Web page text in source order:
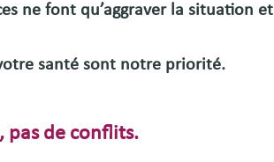
ne font qu’aggraver la situation et
santé sont notre priorité.
pas de conflits.